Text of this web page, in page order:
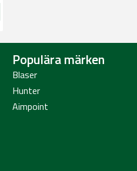
Populära märken
Blaser
Hunter
Aimpoint